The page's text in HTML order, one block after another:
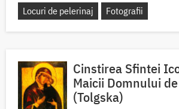
Locuri de pelerinaj
Fotografii
Cinstirea Sfintei
Maicii Domnului
(Tolgska)